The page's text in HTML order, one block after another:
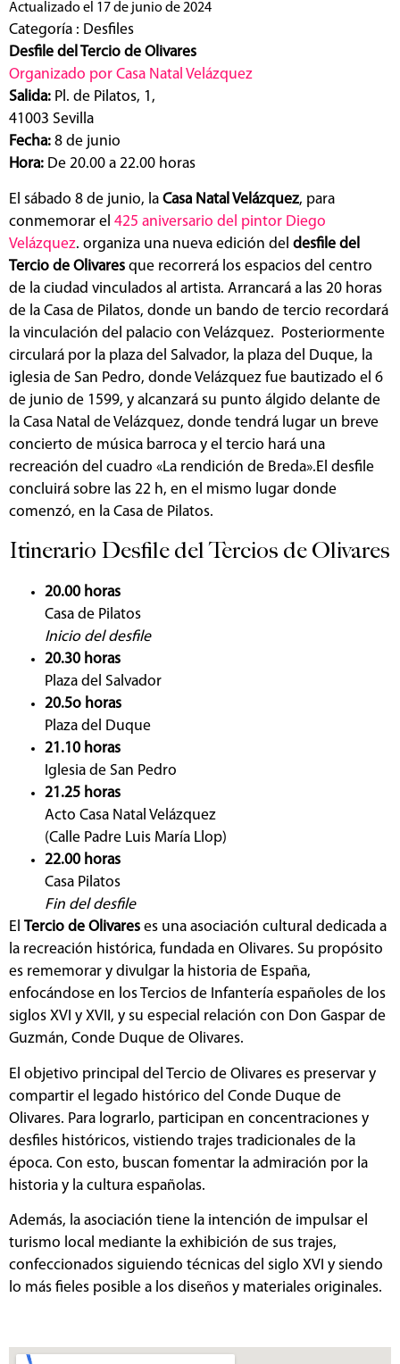
Actualizado el 17 de junio de 2024
Categoría : Desfiles
Desfile del Tercio de Olivares
Organizado por Casa Natal Velázquez
Salida: Pl. de Pilatos, 1,
41003 Sevilla
Fecha: 8 de junio
Hora: De 20.00 a 22.00 horas
El sábado 8 de junio, la Casa Natal Velázquez, para
conmemorar el 425 aniversario del pintor Diego
Velázquez. organiza una nueva edición del desfile del
Tercio de Olivares que recorrerá los espacios del centro
de la ciudad vinculados al artista. Arrancará a las 20 horas
de la Casa de Pilatos, donde un bando de tercio recordará
la vinculación del palacio con Velázquez. Posteriormente
circulará por la plaza del Salvador, la plaza del Duque, la
iglesia de San Pedro, donde Velázquez fue bautizado el 6
de junio de 1599, y alcanzará su punto álgido delante de
la Casa Natal de Velázquez, donde tendrá lugar un breve
concierto de música barroca y el tercio hará una
recreación del cuadro «La rendición de Breda».El desfile
concluirá sobre las 22 h, en el mismo lugar donde
comenzó, en la Casa de Pilatos.
Itinerario Desfile del Tercios de Olivares
20.00 horas
Casa de Pilatos
Inicio del desfile
20.30 horas
Plaza del Salvador
20.5o horas
Plaza del Duque
21.10 horas
Iglesia de San Pedro
21.25 horas
Acto Casa Natal Velázquez
(Calle Padre Luis María Llop)
22.00 horas
Casa Pilatos
Fin del desfile
El Tercio de Olivares es una asociación cultural dedicada a
la recreación histórica, fundada en Olivares. Su propósito
es rememorar y divulgar la historia de España,
enfocándose en los Tercios de Infantería españoles de los
siglos XVI y XVII, y su especial relación con Don Gaspar de
Guzmán, Conde Duque de Olivares.
El objetivo principal del Tercio de Olivares es preservar y
compartir el legado histórico del Conde Duque de
Olivares. Para lograrlo, participan en concentraciones y
desfiles históricos, vistiendo trajes tradicionales de la
época. Con esto, buscan fomentar la admiración por la
historia y la cultura españolas.
Además, la asociación tiene la intención de impulsar el
turismo local mediante la exhibición de sus trajes,
confeccionados siguiendo técnicas del siglo XVI y siendo
lo más fieles posible a los diseños y materiales originales.